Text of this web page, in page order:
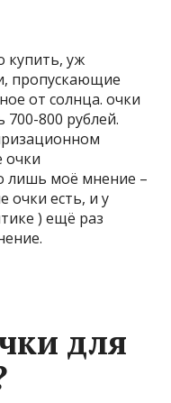
купить, уж
пропускающие
от солнца. очки
800 рублей.
очки
лишь моё мнение –
очки есть, и у
) ещё раз
для